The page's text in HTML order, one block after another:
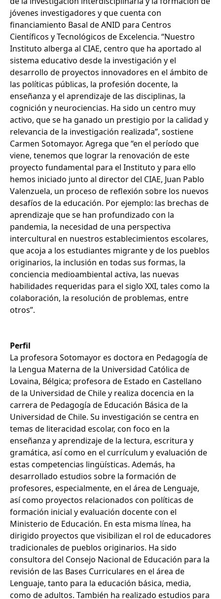
jóvenes investigadores y que cuenta con
financiamiento Basal de ANID para Centros
Científicos y Tecnológicos de Excelencia. “Nuestro
Instituto alberga al CIAE, centro que ha aportado al
sistema educativo desde la investigación y el
desarrollo de proyectos innovadores en el ámbito de
las políticas públicas, la profesión docente, la
enseñanza y el aprendizaje de las disciplinas, la
cognición y neurociencias. Ha sido un centro muy
activo, que se ha ganado un prestigio por la calidad y
relevancia de la investigación realizada”, sostiene
Carmen Sotomayor. Agrega que “en el período que
viene, tenemos que lograr la renovación de este
proyecto fundamental para el Instituto y para ello
hemos iniciado junto al director del CIAE, Juan Pablo
Valenzuela, un proceso de reflexión sobre los nuevos
desafíos de la educación. Por ejemplo: las brechas de
aprendizaje que se han profundizado con la
pandemia, la necesidad de una perspectiva
intercultural en nuestros establecimientos escolares,
que acoja a los estudiantes migrante y de los pueblos
originarios, la inclusión en todas sus formas, la
conciencia medioambiental activa, las nuevas
habilidades requeridas para el siglo XXI, tales como la
colaboración, la resolución de problemas, entre
otros”.
Perfil
La profesora Sotomayor es doctora en Pedagogía de
la Lengua Materna de la Universidad Católica de
Lovaina, Bélgica; profesora de Estado en Castellano
de la Universidad de Chile y realiza docencia en la
carrera de Pedagogía de Educación Básica de la
Universidad de Chile. Su investigación se centra en
temas de literacidad escolar, con foco en la
enseñanza y aprendizaje de la lectura, escritura y
gramática, así como en el currículum y evaluación de
estas competencias lingüísticas. Además, ha
desarrollado estudios sobre la formación de
profesores, especialmente, en el área de Lenguaje,
así como proyectos relacionados con políticas de
formación inicial y evaluación docente con el
Ministerio de Educación. En esta misma línea, ha
dirigido proyectos que visibilizan el rol de educadores
tradicionales de pueblos originarios. Ha sido
consultora del Consejo Nacional de Educación para la
revisión de las Bases Curriculares en el área de
Lenguaje, tanto para la educación básica, media,
como de adultos. También ha realizado estudios para